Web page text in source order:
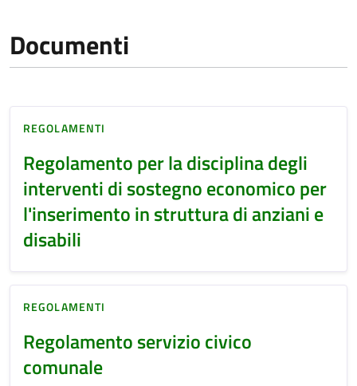
Documenti
REGOLAMENTI
Regolamento per la disciplina degli
interventi di sostegno economico per
l'inserimento in struttura di anziani e
disabili
REGOLAMENTI
Regolamento servizio civico
comunale